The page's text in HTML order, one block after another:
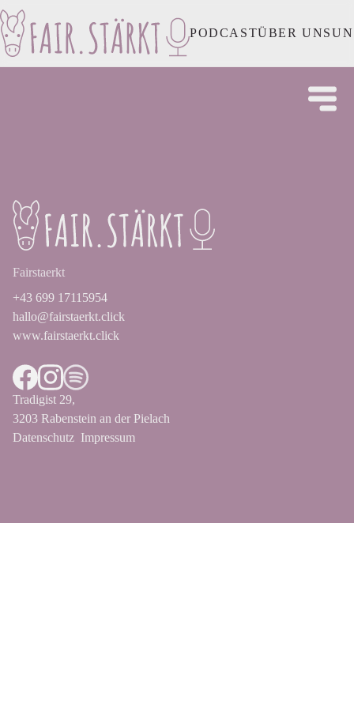
PODCASTÜBER UNS
Fairstaerkt
+43 699 17115954
hallo@fairstaerkt.click
www.fairstaerkt.click
Tradigist 29,
3203 Rabenstein an der Pielach
Datenschutz Impressum